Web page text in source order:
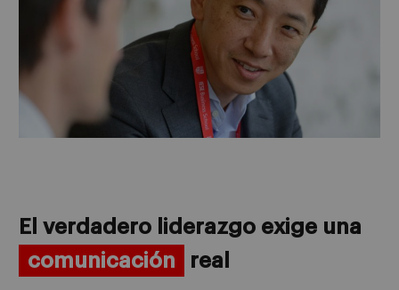
El verdadero liderazgo exige una
comunicación
real